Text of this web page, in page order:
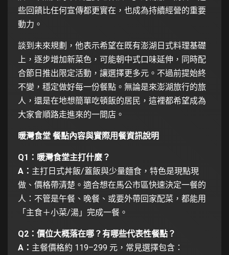
些回饋比任何宣傳都更實在，也成為持續經營的重要
動力。
談到未來規劃，他表示希望在既有澎湖日式料理基礎
上，逐步增加新菜色，可能朝中式口味延伸，同時配
合節日推出限定活動，讓選擇更多元。不過前提始終
不變，穩定做好每一份餐點。無論是來澎湖旅行的旅
人，還是在地想簡單吃頓飯的居民，這裡都希望成為
大家會順路走進來的一間店。
暖灣食堂 餐點內容與實際用餐資訊說明
Q1：暖灣食堂主打什麼？
A： 主打日式丼飯/蓋飯與少量麵食，特色是現點現
做、價格帶清楚。適合想在馬公市區快速決定一餐的
人：不管是午餐、晚餐、或要外帶回家配菜，都能用
「主食＋小菜/湯」完成一餐。
Q2：價位大概落在哪？有哪些代表性餐點？
A： 主餐價格約 119–299 元，常見選擇包含：